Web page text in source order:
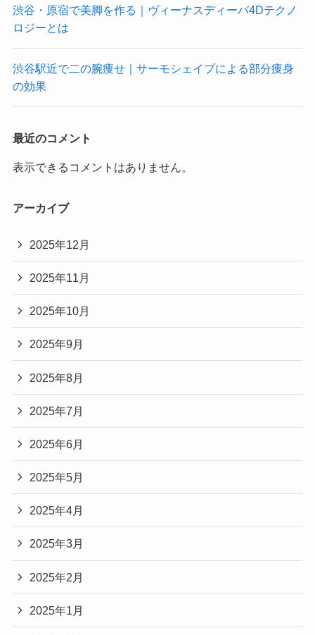
渋谷・原宿で美脚を作る｜ヴィーナスディーバ4Dテクノ
ロジーとは
渋谷駅近で二の腕痩せ｜サーモシェイプによる部分痩身
の効果
最近のコメント
表示できるコメントはありません。
アーカイブ
2025年12月
2025年11月
2025年10月
2025年9月
2025年8月
2025年7月
2025年6月
2025年5月
2025年4月
2025年3月
2025年2月
2025年1月